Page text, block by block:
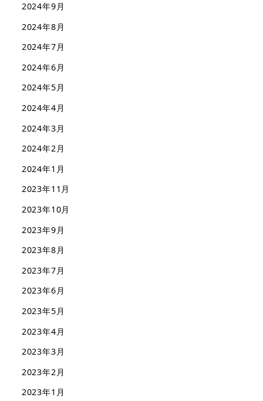
2024年9月
2024年8月
2024年7月
2024年6月
2024年5月
2024年4月
2024年3月
2024年2月
2024年1月
2023年11月
2023年10月
2023年9月
2023年8月
2023年7月
2023年6月
2023年5月
2023年4月
2023年3月
2023年2月
2023年1月